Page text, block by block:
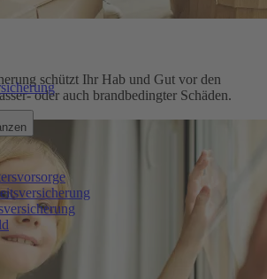
schützt Ihr Hab und Gut vor den
oder auch brandbedingter Schäden.